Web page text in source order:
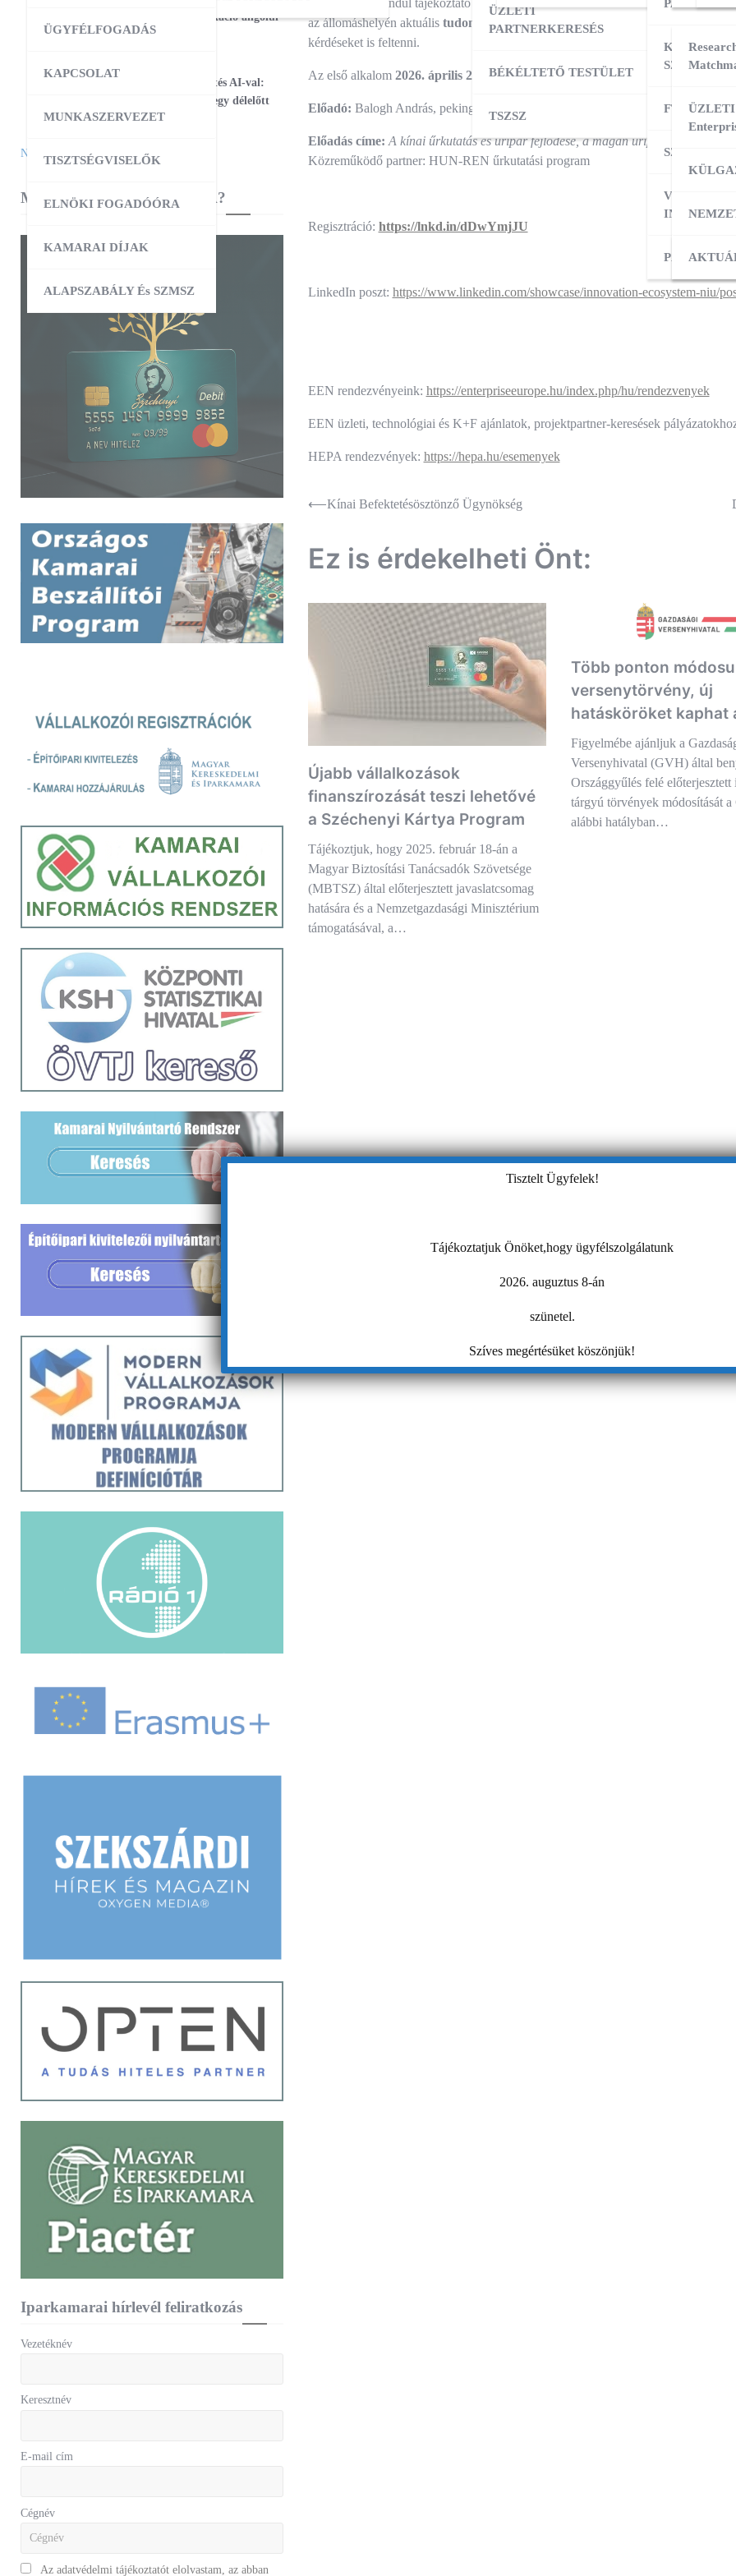
ÜZLETI
PARTNERKERESÉS
BÉKÉLTETŐ TESTÜLET
TSZSZ
KÜLPIACI
FT
INDÍTÁSA
ÜGYFÉLFOGADÁS
KAPCSOLAT
MUNKASZERVEZET
TISZTSÉGVISELŐK
ELNÖKI FOGADÓÓRA
KAMARAI DÍJAK
ALAPSZABÁLY És SZMSZ
szervezésében indul tájékoztató előadássorozat. Az előadások során egy-egy
az állomáshelyén aktuális tudományos, K+F, innovációs témát
kérdéseket is feltenni.
Az első alkalom 2026. április 2-án csütörtökön 10:00-11:30között (
Előadó: Balogh András, pekingi TéT attasé
Előadás címe: A kínai űrkutatás és űripar fejlődése, a magán űripar kialakulása,
Közreműködő partner: HUN-REN űrkutatási program
Regisztráció: https://lnkd.in/dDwYmjJU
LinkedIn poszt: https://www.linkedin.com/showcase/innovation-ecosystem-niu/
EEN rendezvényeink: https://enterpriseeurope.hu/index.php/hu/rendezvenyek
EEN üzleti, technológiai és K+F ajánlatok, projektpartner-keresések
HEPA rendezvények: https://hepa.hu/esemenyek
Bejegyzés
⟵Kínai Befektetésösztönző Ügynökség
Ez is érdekelheti Önt:
Újabb vállalkozások
finanszírozását teszi lehetővé
a Széchenyi Kártya Program
Tájékoztjuk, hogy 2025. február 18-án a
Magyar Biztosítási Tanácsadók Szövetsége
(MBTSZ) által előterjesztett javaslatcsomag
hatására és a Nemzetgazdasági Minisztérium
támogatásával, a…
Több ponton
versenytörvény, új
hatásköröket kaphat
Figyelmébe ajánljuk a
Versenyhivatal (GVH) által
Országgyűlés felé előterjesztett
tárgyú törvények módosítását
alábbi hatályban…
Magabiztos üzleti kommunikáció angolul
– 2 napos workshop
25
Workshop – Facebook hirdetés AI-val:
szövegtől a kész kampányig egy délelőtt
alatt
Naptár megtekintése
MIBEN SEGÍT A KAMARA?
Iparkamarai hírlevél feliratkozás
Vezetéknév
Keresztnév
E-mail cím
Cégnév
Az adatvédelmi tájékoztatót elolvastam, az abban
Tisztelt Ügyfelek!
Tájékoztatjuk Önöket,hogy ügyfélszolgálatunk
2026. auguztus 8-án
szünetel.
Szíves megértésüket köszönjük!